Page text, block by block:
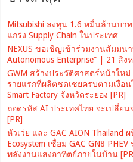
Mitsubishi ลงทุน 1.6 หมื่นล้านบา
แกร่ง Supply Chain ในประเทศ
NEXUS ขอเชิญเข้าร่วมงานสัมมนา
Autonomous Enterprise” | 21 สิง
GWM สร้างประวัติศาสตร์หน้าให
รายแรกที่ผลิตชดเชยครบตามเงื่อน
Smart Factory จังหวัดระยอง [PR]
ถอดรหัส AI ประเทศไทย จะเปลี่ยน
[PR]
หัวเว่ย และ GAC AION Thailand
Ecosystem เชื่อม GAC GN8
พลังงานแสงอาทิตย์ภายในบ้าน